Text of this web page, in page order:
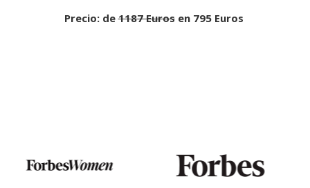
Precio: de1187 Eurosen 795 Euros